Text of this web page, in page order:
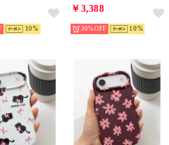
10
￥3,388
30% 10